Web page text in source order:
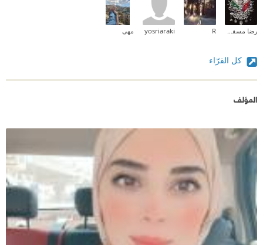
رضا مسقم رضا R
yosriaraki مهى
كل القرّاء
المؤلف